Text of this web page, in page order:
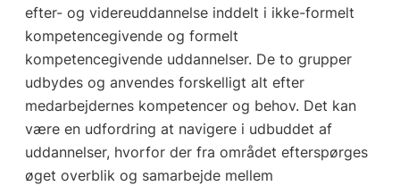
efter- og videreuddannelse inddelt i ikke-formelt
kompetencegivende og formelt
kompetencegivende uddannelser. De to grupper
udbydes og anvendes forskelligt alt efter
medarbejdernes kompetencer og behov. Det kan
være en udfordring at navigere i udbuddet af
uddannelser, hvorfor der fra området efterspørges
øget overblik og samarbejde mellem